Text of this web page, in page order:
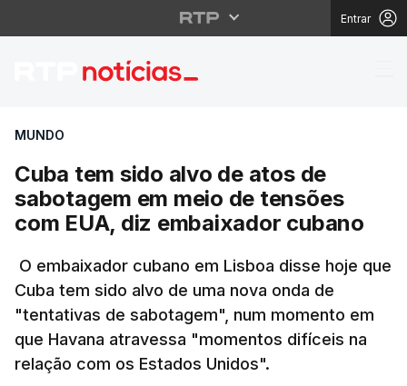
Entrar
Cuba tem sido alvo
MUNDO
Cuba tem sido alvo de atos de
sabotagem em meio de tensões
com EUA, diz embaixador cubano
O embaixador cubano em Lisboa disse hoje que
Cuba tem sido alvo de uma nova onda de
"tentativas de sabotagem", num momento em
que Havana atravessa "momentos difíceis na
relação com os Estados Unidos".